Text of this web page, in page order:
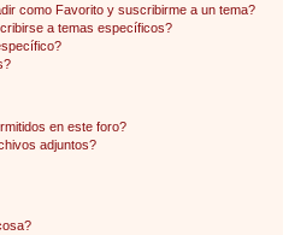
como Favorito y suscribirme a un tema?
a temas específicos?
en este foro?
adjuntos?